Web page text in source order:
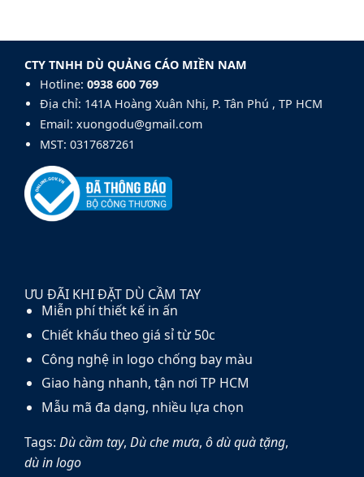
Golf
140cm
thủy
tinh
fiberglass
carbon
fiber
xuất
cầm
CTY TNHH DÙ QUẢNG CÁO MIỀN NAM
Hotline: 0938 600 769‬
Địa chỉ: 141A Hoàng Xuân Nhị, P. Tân Phú , TP HCM
Email: xuongodu@gmail.com
MST: 0317687261
ƯU ĐÃI KHI ĐẶT DÙ CẦM TAY
Miễn phí thiết kế in ấn
Chiết khấu theo giá sỉ từ 50c
Công nghệ in logo chống bay màu
Giao hàng nhanh, tận nơi TP HCM
Mẫu mã đa dạng, nhiều lựa chọn
Tags: Dù cầm tay, Dù che mưa, ô dù quà tặng,
dù in logo